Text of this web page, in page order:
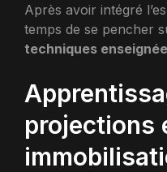
Après avoir intégré
temps de se pencher
techniques
projections